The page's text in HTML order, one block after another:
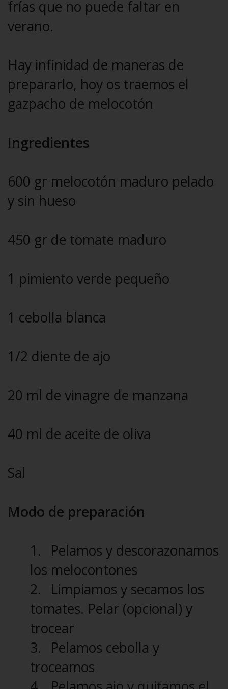
frías que no puede faltar en
verano.
Hay infinidad de maneras de
prepararlo, hoy os traemos el
gazpacho de melocotón
Ingredientes
600 gr melocotón maduro pelado
y sin hueso
450 gr de tomate maduro
1 pimiento verde pequeño
1 cebolla blanca
1/2 diente de ajo
20 ml de vinagre de manzana
40 ml de aceite de oliva
Sal
Modo de preparación
1.
Pelamos y descorazonamos
los melocontones
2.
Limpiamos y secamos los
tomates. Pelar (opcional) y
trocear
3.
Pelamos cebolla y
troceamos